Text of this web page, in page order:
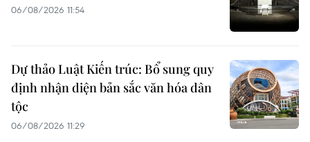
06/08/2026 11:54
Dự thảo Luật Kiến trúc: Bổ sung quy
định nhận diện bản sắc văn hóa dân
tộc
06/08/2026 11:29